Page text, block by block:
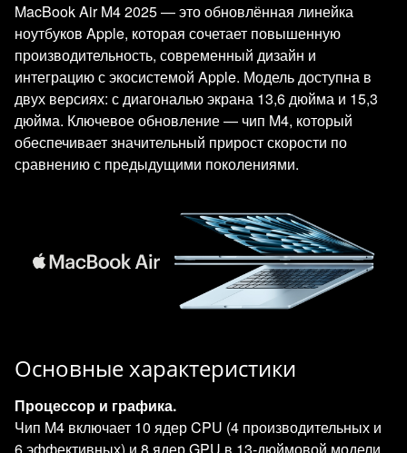
MacBook Air M4 2025 — это обновлённая линейка
ноутбуков Apple, которая сочетает повышенную
производительность, современный дизайн и
интеграцию с экосистемой Apple. Модель доступна в
двух версиях: с диагональю экрана 13,6 дюйма и 15,3
дюйма. Ключевое обновление — чип M4, который
обеспечивает значительный прирост скорости по
сравнению с предыдущими поколениями.
Основные характеристики
Процессор и графика.
Чип M4 включает 10 ядер CPU (4 производительных и
6 эффективных) и 8 ядер GPU в 13‑дюймовой модели,